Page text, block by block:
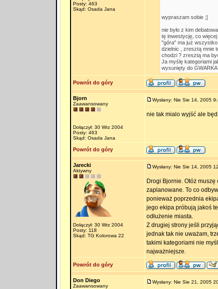
Posty: 463
Skąd: Osada Jana
wypraszam sobie ;]
nie było z kim
tę inwestycję, co
"góra" ma już
dzielnic , zresztą mnie
chodzi ? zresztą ma
Ja myślę kategoriami
wysunięty do
Powrót do góry
Bjorn
Zaawansowany
Dołączył: 30 Wrz 2004
Posty: 463
Skąd: Osada Jana
Wysłany: Nie Sie 14, 2005
nie tak mialo wyjść ale
Powrót do góry
Jarecki
Aktywny
Dołączył: 30 Wrz 2004
Posty: 118
Skąd: TG Kolorowa 22
Wysłany: Nie Sie 14, 2005
Drogi Bjornie. Otóż
zaplanowane. To co
ponieważ poprzednia
jego ekipa próbują jakoś
odłużenie miasta.
Z drugiej strony jeśli
jednak tak nie uważam,
takimi kategoriami nie
najważniejsze.
Powrót do góry
Don Diego
Zaawansowany
Wysłany: Nie Sie 21, 2005